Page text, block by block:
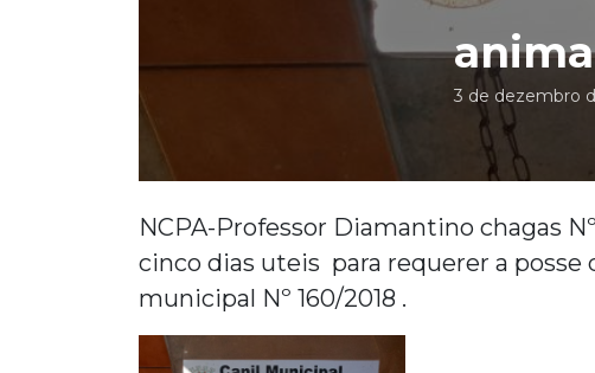
3 de dezembro
NCPA-Professor Diamantino chagas
cinco dias uteis para requerer a
municipal Nº 160/2018 .